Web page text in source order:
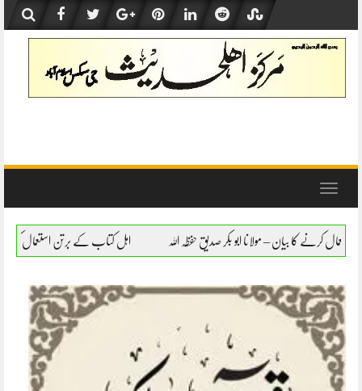
content
Toggle
بکر صدیق حفظہ اللہ اہل کتاب کے برتن استعمال کرنے کا بیان – مولانا ابو بکر صدیق